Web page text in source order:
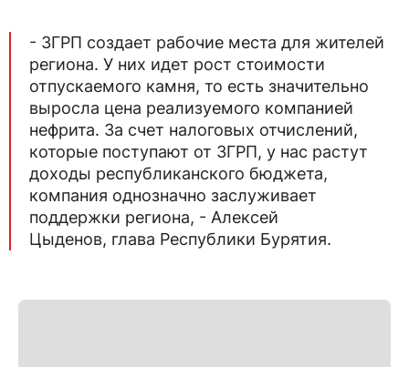
- ЗГРП создает рабочие места для жителей
региона. У них идет рост стоимости
отпускаемого камня, то есть значительно
выросла цена реализуемого компанией
нефрита. За счет налоговых отчислений,
которые поступают от ЗГРП, у нас растут
доходы республиканского бюджета,
компания однозначно заслуживает
поддержки региона, - Алексей
Цыденов, глава Республики Бурятия.